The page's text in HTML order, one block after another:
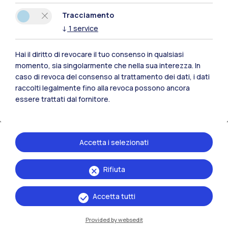
implementato diverse azioni per migliorare gli
impianti, ottimizzarne la gestione e per
diffondere nella comunità politecnica una
comportamenti sul consumo di energia.
Queste azioni fanno parte di una strategia più
ampia, delineata nel Piano Strategico di
Ad oggi sono stati già conseguiti risultati
importanti, a seguito delle misure adottate, in
particolare, negli anni 2023 e 2024.
Azioni Tecnologiche
sostituzione di oltre 10 gruppi frigoriferi per
Tracciamento
↓ 1 service
Hai il diritto di revocare il tuo consenso in qualsiasi
momento, sia singolarmente che nella sua interezza. In
caso di revoca del consenso al trattamento dei dati, i dati
raccolti legalmente fino alla revoca possono ancora
essere trattati dal fornitore.
Rifiuta
Accetta i selezionati
Accetta tutti
Provided by websedit